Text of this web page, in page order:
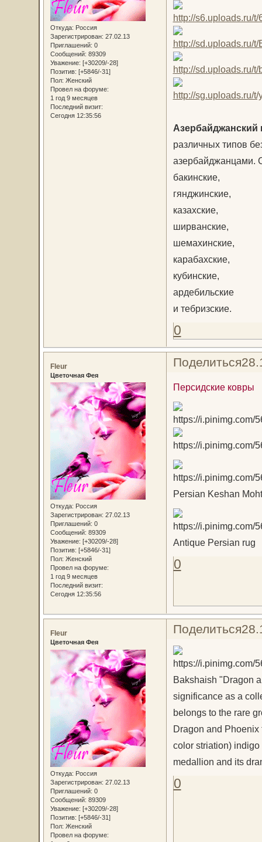
Откуда: Россия
Зарегистрирован: 27.02.13
Приглашений: 0
Сообщений: 89309
Уважение: [+30209/-28]
Позитив: [+5846/-31]
Пол: Женский
Провел на форуме:
1 год 9 месяцев
Последний визит:
Сегодня 12:35:56
различных типов
азербайджанцами.
бакинские,
гянджинские,
казахские,
ширванские,
шемахинские,
карабахские,
кубинские,
ардебильские
и тебризские.
0
Поделиться
Fleur
Цветочная Фея
Откуда: Россия
Зарегистрирован: 27.02.13
Приглашений: 0
Сообщений: 89309
Уважение: [+30209/-28]
Позитив: [+5846/-31]
Пол: Женский
Провел на форуме:
1 год 9 месяцев
Последний визит:
Сегодня 12:35:56
Персидские ковры
Persian Keshan
Antique Persian rug
0
Поделиться
Fleur
Цветочная Фея
Откуда: Россия
Зарегистрирован: 27.02.13
Приглашений: 0
Сообщений: 89309
Уважение: [+30209/-28]
Позитив: [+5846/-31]
Пол: Женский
Провел на форуме:
Bakshaish "Dragon
significance as a
belongs to the rare
Dragon and Phoenix
color striation)
medallion and its
0